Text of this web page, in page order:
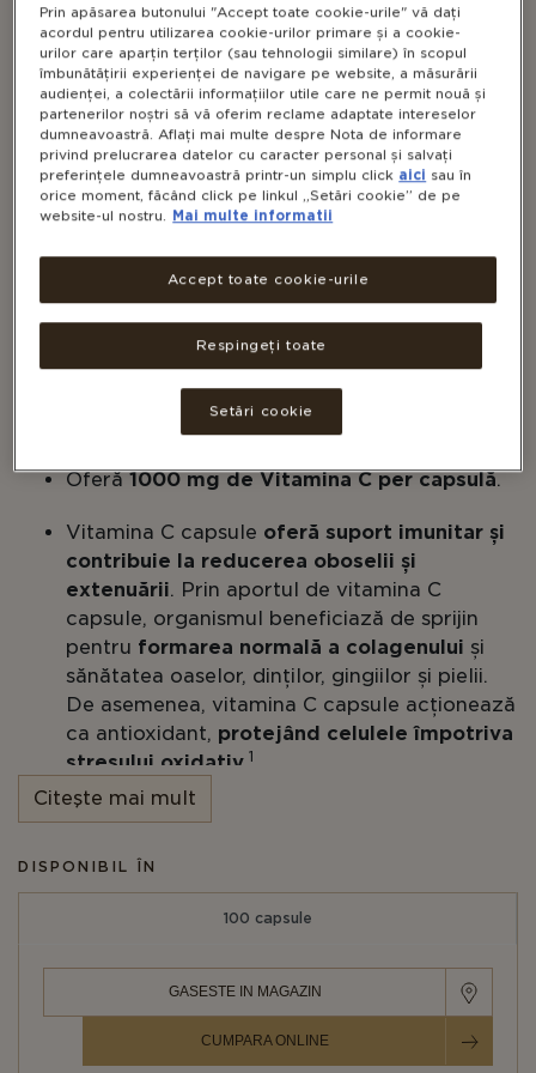
VITAMINA C 1000 MG
KOSHER
Oferă1000 mg de Vitamina C per capsulă.
Vitamina C capsule oferă suport imunitar și
contribuie la reducerea oboselii și
extenuării. Prin aportul de vitamina C
capsule, organismul beneficiază de sprijin
pentru formarea normală a colagenului și
sănătatea oaselor, dinților, gingiilor și pielii.
De asemenea, vitamina C capsule acționează
ca antioxidant, protejând celulele împotriva
stresului oxidativ 1
Capsulă vegetală ușor de înghițit.
Potrivit pentru și
Solgar® Vitamina C 1000 mgeste un supliment
Acest nutrient esențial joacă un rol cheie în
funționarea normală a sistemului imunitar,
reducerea oboselii și extenuării, formarea normală
a colagenului și protecția celulară împotriva
stresului oxidativ. O capsulă pe zi oferă beneficiile
Citeşte mai mult
DISPONIBIL ÎN
100 capsule
GASESTE IN MAGAZIN
CUMPARA ONLINE
Prin apăsarea butonului "Accept toate cookie-urile" vă dați
acordul pentru utilizarea cookie-urilor primare și a cookie-
urilor care aparțin terților (sau tehnologii similare) în scopul
îmbunătățirii experienței de navigare pe website, a măsurării
audienței, a colectării informațiilor utile care ne permit nouă și
partenerilor noștri să vă oferim reclame adaptate intereselor
dumneavoastră. Aflați mai multe despre Nota de informare
privind prelucrarea datelor cu caracter personal și salvați
preferințele dumneavoastră printr-un simplu click aici sau în
orice moment, făcând click pe linkul „Setări cookie” de pe
website-ul nostru.
Mai multe informatii
Respingeți toate
Accept toate cookie-urile
Setări cookie